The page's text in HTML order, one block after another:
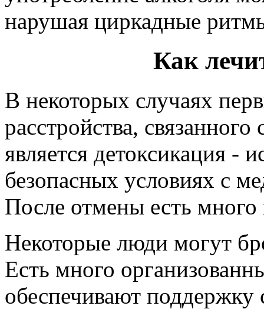
нарушая циркадные
Как
В некоторых случаях
расстройства,
является детоксикация -
безопасных условиях с
После отмены есть
Некоторые люди могут
Есть много
обеспечивают поддержку